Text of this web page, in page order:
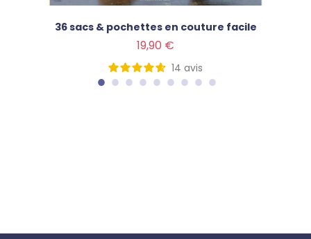
36 sacs & pochettes en couture facile
19,90 €
14 avis